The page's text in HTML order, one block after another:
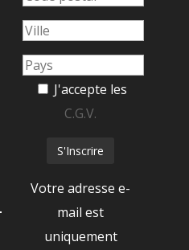
J'accepte les
C.G.V.
Votre adresse e-
mail est
uniquement